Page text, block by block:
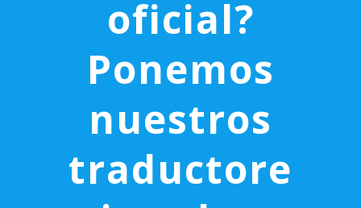
oficial?
Ponemos
nuestros
traductore